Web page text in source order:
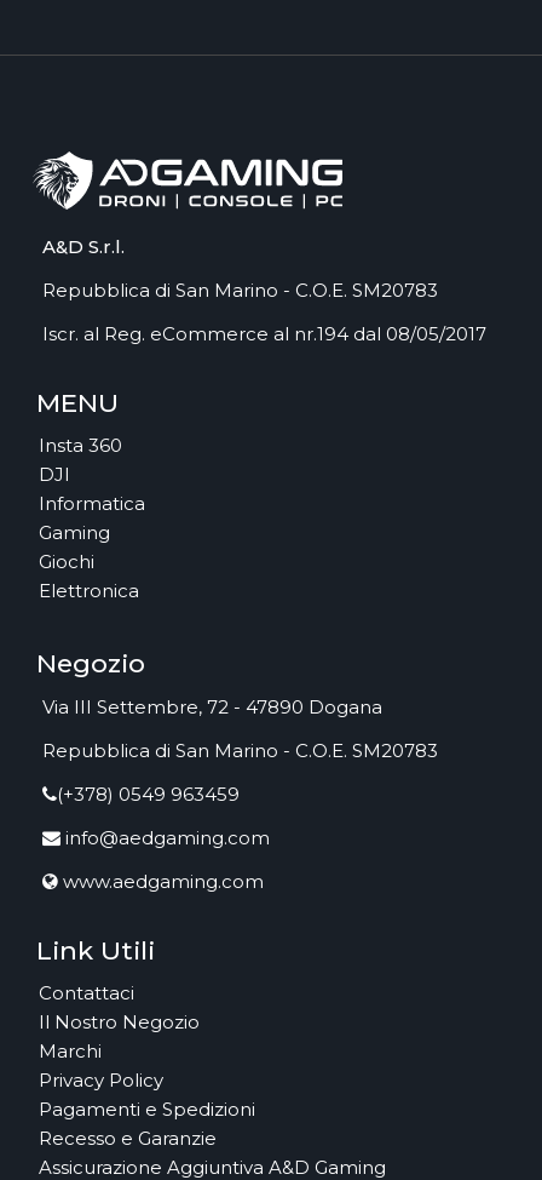
A&D S.r.l.
Repubblica di San Marino - C.O.E. SM20783
Iscr. al Reg. eCommerce al nr.194 dal 08/05/2017
MENU
Insta 360
DJI
Informatica
Gaming
Giochi
Elettronica
Negozio
Via III Settembre, 72 - 47890 Dogana
Repubblica di San Marino - C.O.E. SM20783
(+378) 0549 963459
info@aedgaming.com
www.aedgaming.com
Link Utili
Contattaci
Il Nostro Negozio
Marchi
Privacy Policy
Pagamenti e Spedizioni
Recesso e Garanzie
Assicurazione Aggiuntiva A&D Gaming